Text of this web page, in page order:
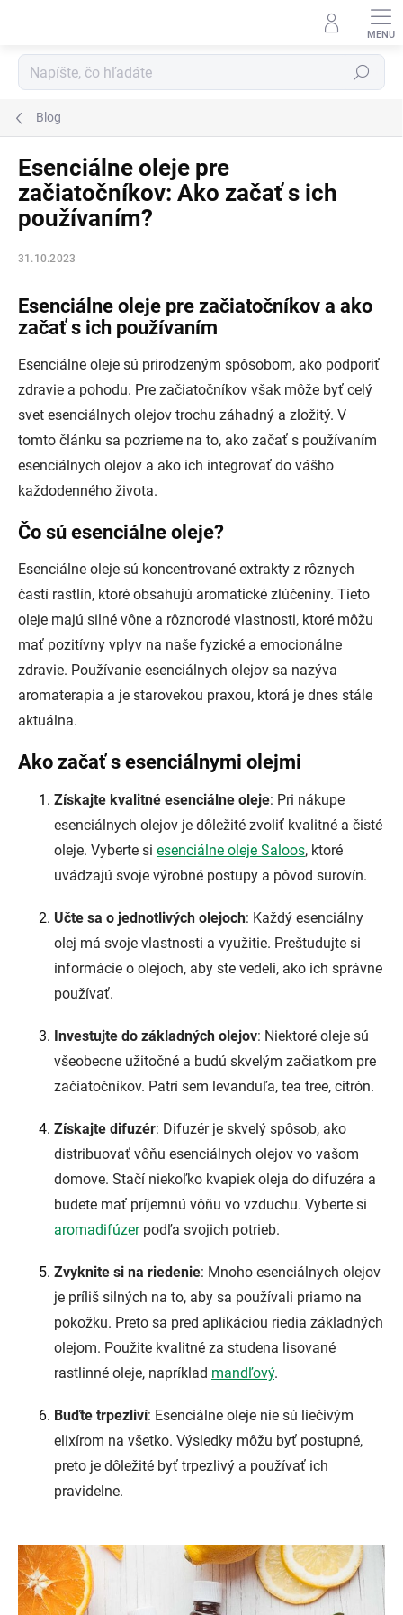
Hľadať
Blog
Esenciálne oleje pre
začiatočníkov: Ako začať s ich
používaním?
31.10.2023
Esenciálne oleje pre začiatočníkov a ako
začať s ich používaním
Esenciálne oleje sú prirodzeným spôsobom, ako podporiť
zdravie a pohodu. Pre začiatočníkov však môže byť celý
svet esenciálnych olejov trochu záhadný a zložitý. V
tomto článku sa pozrieme na to, ako začať s používaním
esenciálnych olejov a ako ich integrovať do vášho
každodenného života.
Čo sú esenciálne oleje?
Esenciálne oleje sú koncentrované extrakty z rôznych
častí rastlín, ktoré obsahujú aromatické zlúčeniny. Tieto
oleje majú silné vône a rôznorodé vlastnosti, ktoré môžu
mať pozitívny vplyv na naše fyzické a emocionálne
zdravie. Používanie esenciálnych olejov sa nazýva
aromaterapia a je starovekou praxou, ktorá je dnes stále
aktuálna.
Ako začať s esenciálnymi olejmi
Získajte kvalitné esenciálne oleje: Pri nákupe
esenciálnych olejov je dôležité zvoliť kvalitné a čisté
oleje. Vyberte si esenciálne oleje Saloos, ktoré
uvádzajú svoje výrobné postupy a pôvod surovín.
Učte sa o jednotlivých olejoch: Každý esenciálny
olej má svoje vlastnosti a využitie. Preštudujte si
informácie o olejoch, aby ste vedeli, ako ich správne
používať.
Investujte do základných olejov: Niektoré oleje sú
všeobecne užitočné a budú skvelým začiatkom pre
začiatočníkov. Patrí sem levanduľa, tea tree, citrón.
Získajte difuzér: Difuzér je skvelý spôsob, ako
distribuovať vôňu esenciálnych olejov vo vašom
domove. Stačí niekoľko kvapiek oleja do difuzéra a
budete mať príjemnú vôňu vo vzduchu. Vyberte si
aromadifúzerpodľa svojich potrieb.
Zvyknite si na riedenie: Mnoho esenciálnych olejov
je príliš silných na to, aby sa používali priamo na
pokožku. Preto sa pred aplikáciou riedia základných
olejom. Použite kvalitné za studena lisované
rastlinné oleje, napríklad mandľový.
Buďte trpezliví: Esenciálne oleje nie sú liečivým
elixírom na všetko. Výsledky môžu byť postupné,
preto je dôležité byť trpezlivý a používať ich
pravidelne.